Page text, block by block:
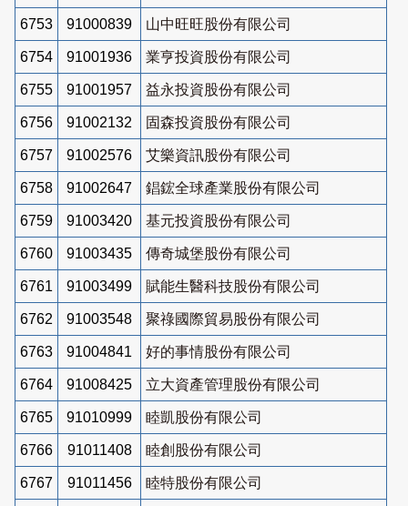
6753 91000839 山中旺旺股份有限公司
6754 91001936 業亨投資股份有限公司
6755 91001957 益永投資股份有限公司
6756 91002132 固森投資股份有限公司
6757 91002576 艾樂資訊股份有限公司
6758 91002647 錩鋐全球產業股份有限公司
6759 91003420 基元投資股份有限公司
6760 91003435 傳奇城堡股份有限公司
6761 91003499 賦能生醫科技股份有限公司
6762 91003548 聚祿國際貿易股份有限公司
6763 91004841 好的事情股份有限公司
6764 91008425 立大資產管理股份有限公司
6765 91010999 睦凱股份有限公司
6766 91011408 睦創股份有限公司
6767 91011456 睦特股份有限公司